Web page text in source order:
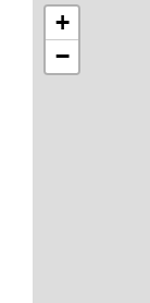
+
−